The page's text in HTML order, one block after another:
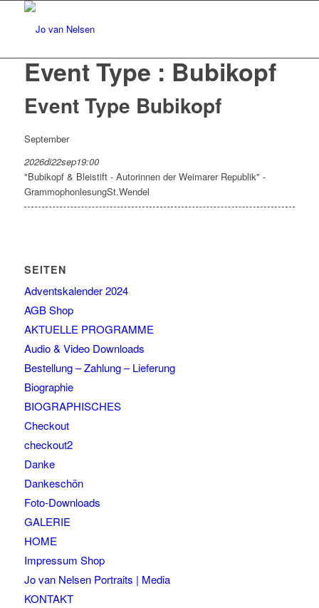
Event Type : Bubikopf
Event Type Bubikopf
September
2026di22sep19:00
"Bubikopf & Bleistift - Autorinnen der Weimarer Republik" -
GrammophonlesungSt.Wendel
SEITEN
Adventskalender 2024
AGB Shop
AKTUELLE PROGRAMME
Audio & Video Downloads
Bestellung – Zahlung – Lieferung
Biographie
BIOGRAPHISCHES
Checkout
checkout2
Danke
Dankeschön
Foto-Downloads
GALERIE
HOME
Impressum Shop
Jo van Nelsen Portraits | Media
KONTAKT